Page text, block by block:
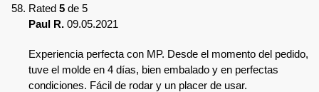
Rated 5 de 5
Paul R. 09.05.2021
Experiencia perfecta con MP. Desde el momento del pedido,
tuve el molde en 4 días, bien embalado y en perfectas
condiciones. Fácil de rodar y un placer de usar.